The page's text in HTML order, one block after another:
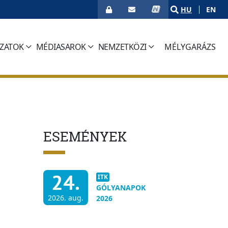
HU EN
MÉDIASAROK NEMZETKÖZI MÉLYGARÁZS
(CURRENT)
ESEMÉNYEK
24.
2026. aug.
ITK
GÓLYANAPOK
2026